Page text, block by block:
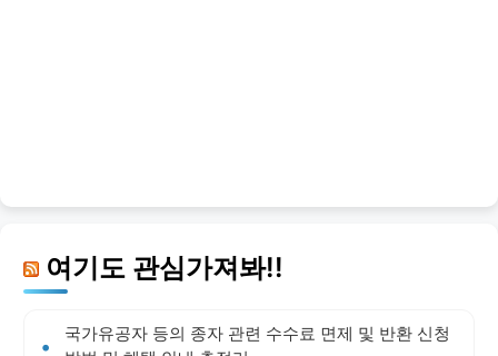
여기도 관심가져봐!!
국가유공자 등의 종자 관련 수수료 면제 및 반환 신청